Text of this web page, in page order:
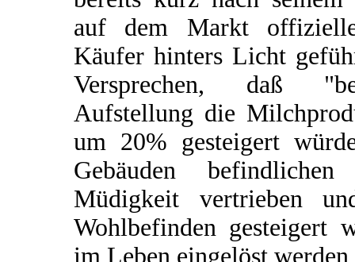
auf dem Markt
Käufer hinters Licht
Versprechen, daß
Aufstellung die
um 20% gesteigert
Gebäuden
Müdigkeit vertrieben
Wohlbefinden gesteigert
im Leben eingelöst werden